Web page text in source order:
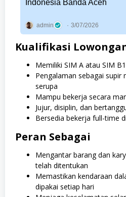
Indonesia Banda Aceh
admin 3/07/2026
Kualifikasi
Memiliki SIM A atau SIM
Pengalaman sebagai supir
serupa
Mampu bekerja secara
Jujur, disiplin, dan
Bersedia bekerja full-time
Peran Sebagai
Mengantar barang dan
telah ditentukan
Memastikan kendaraan
dipakai setiap hari